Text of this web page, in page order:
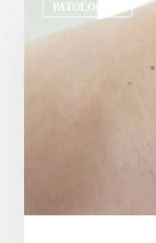
PATOLOGIAS